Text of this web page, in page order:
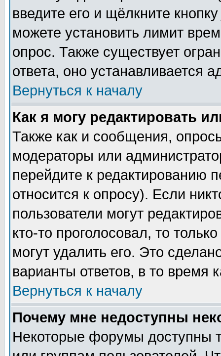
введите его и щёлкните
можете установить лимит
опрос. Также существует
ответа, оно устанавливается
Вернуться к началу
Как я могу редактировать
Также как и сообщения,
модераторы или
перейдите к редактированию
относится к опросу). Если
пользователи могут
кто-то проголосовал, то
могут удалить его. Это
варианты ответов, в то время
Вернуться к началу
Почему мне недоступны
Некоторые форумы доступны